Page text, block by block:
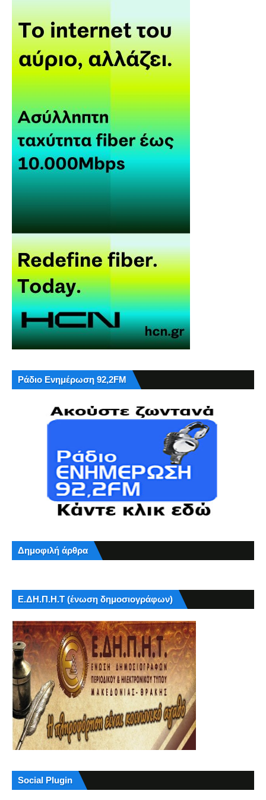
Ράδιο Ενημέρωση 92,2FM
Δημοφιλή άρθρα
Ε.ΔΗ.Π.Η.Τ (ένωση δημοσιογράφων)
Social Plugin